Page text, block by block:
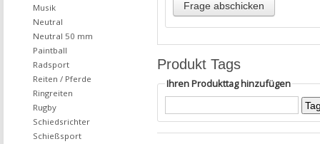
Produkt Tags
Ihren Produkttag hinzufügen
Musik
Neutral
Neutral 50 mm
Paintball
Radsport
Reiten / Pferde
Ringreiten
Rugby
Schiedsrichter
Schießsport